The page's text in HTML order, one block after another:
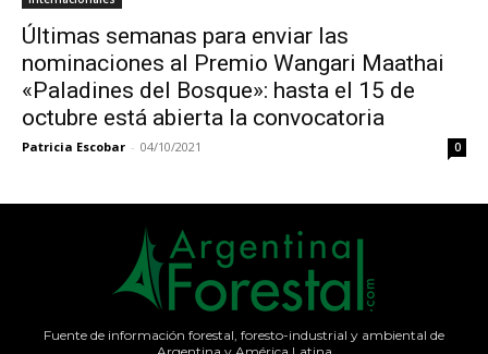
Últimas semanas para enviar las
nominaciones al Premio Wangari Maathai
«Paladines del Bosque»: hasta el 15 de
octubre está abierta la convocatoria
Patricia Escobar - 04/10/2021 0
Fuente de información forestal, foresto-industrial y ambiental de